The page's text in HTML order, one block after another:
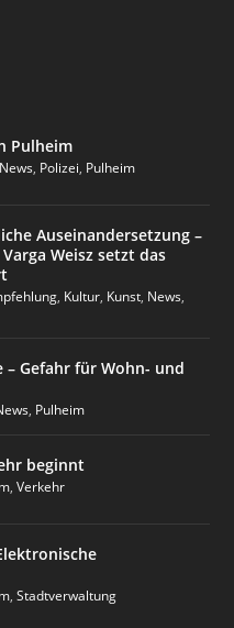
Pulheim
News, Polizei, Pulheim
Auseinandersetzung –
Weisz setzt das
, Kultur, Kunst, News,
Gefahr für Wohn- und
, Pulheim
beginnt
,Verkehr
,Stadtverwaltung